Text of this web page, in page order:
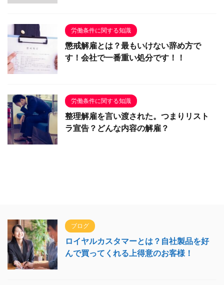
労働条件に関する知識
懲戒解雇とは？最もいけない辞め方で
す！会社で一番重い処分です！！
労働条件に関する知識
整理解雇を言い渡された。つまりリスト
ラ宣告？どんな内容の解雇？
ブログ
ロイヤルカスタマーとは？自社製品を好
んで買ってくれる上得意のお客様！